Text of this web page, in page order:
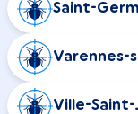
Saint-
Varennes-
Ville-Saint-